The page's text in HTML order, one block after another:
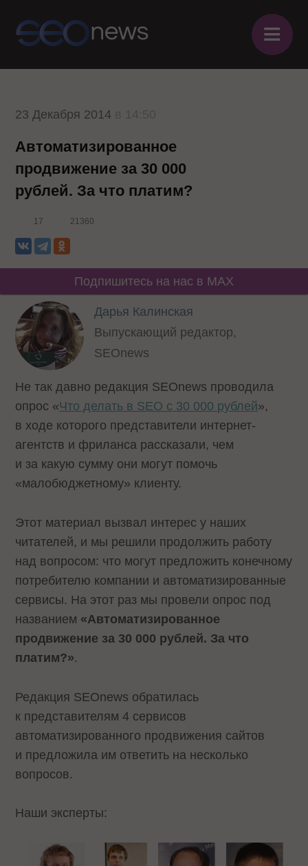
≡
23 Декабря 2014
Автоматизированное
продвижение за 30 000
рублей. За что платим?
17 21360
Подпишитесь на нас в MAX
Дарья Калинская
Выпускающий редактор,
SEOnews
Не так давно редакция SEOnews проводила
опрос «Что делать в SEO с 30 000 рублей»,
в ходе которого представители интернет-
агентств и фриланса рассказали, чем
и за какую сумму они могут помочь
«малобюджетному» клиенту.
Этот материал вызвал интерес у наших
читателей, и мы решили продолжить работу
над вопросом: что могут предложить конечному
потребителю компании и автоматизированные
сервисы. На этот раз мы провели опрос под
названием «Автоматизированное
продвижение за 30 000 рублей. За что
платим?».
Редакция SEOnews обратилась
к представителям 4 сервисов
автоматизированного продвижения сайтов
и предложила им ответить на несколько
вопросов.
Наши эксперты: